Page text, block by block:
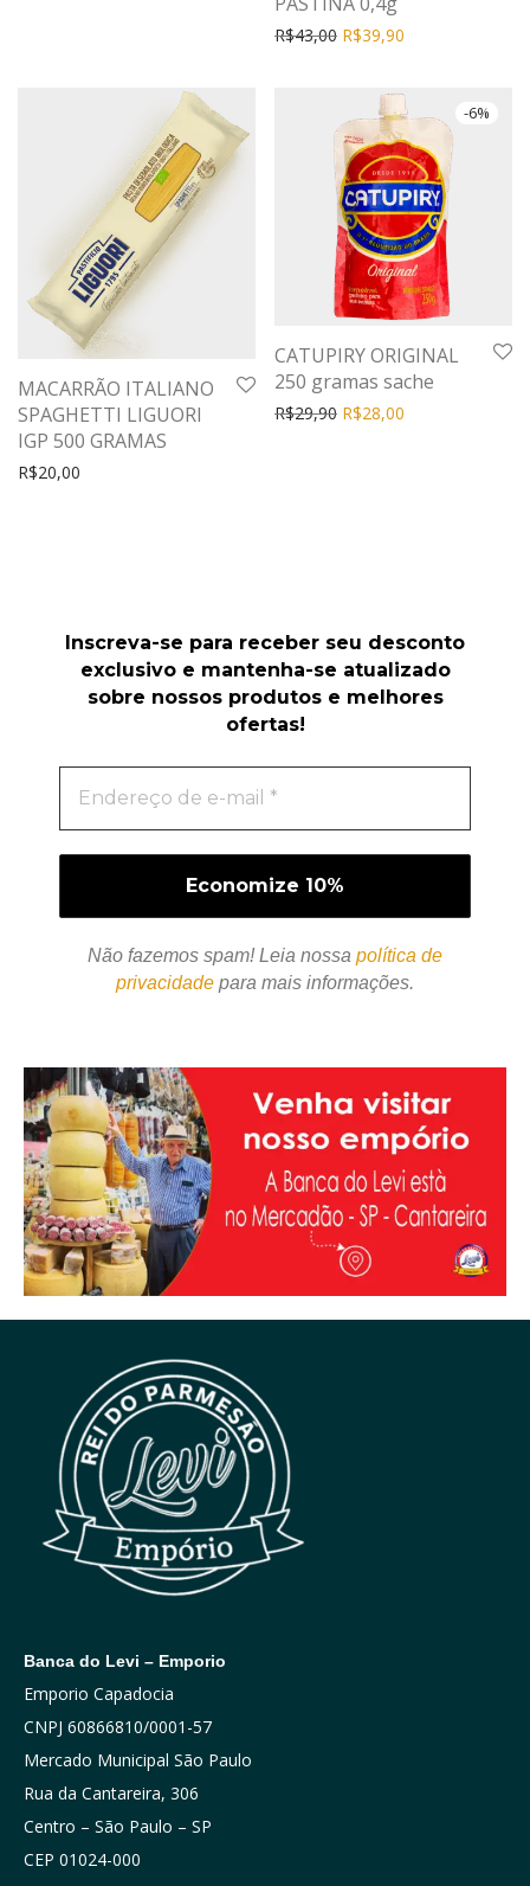
R$43,00 R$39,90
MACARRÃO ITALIANO
SPAGHETTI LIGUORI
IGP 500 GRAMAS
R$20,00
-6%
CATUPIRY ORIGINAL
250 gramas sache
R$29,90 R$28,00
Inscreva-se para receber seu desconto
exclusivo e mantenha-se atualizado
sobre nossos produtos e melhores
ofertas!
Não fazemos spam! Leia nossa política de
privacidade para mais informações.
Banca do Levi – Emporio
Emporio Capadocia
CNPJ 60866810/0001-57
Mercado Municipal São Paulo
Rua da Cantareira, 306
Centro – São Paulo – SP
CEP 01024-000